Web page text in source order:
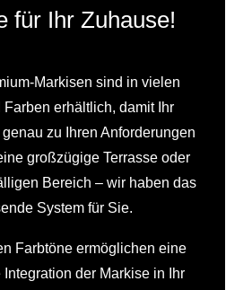
für Ihr Zuhause!
Markisen sind in vielen
Farben erhältlich, damit Ihr
zu Ihren Anforderungen
großzügige Terrasse oder
Bereich – wir haben das
System für Sie.
Farbtöne ermöglichen eine
Integration der Markise in Ihr